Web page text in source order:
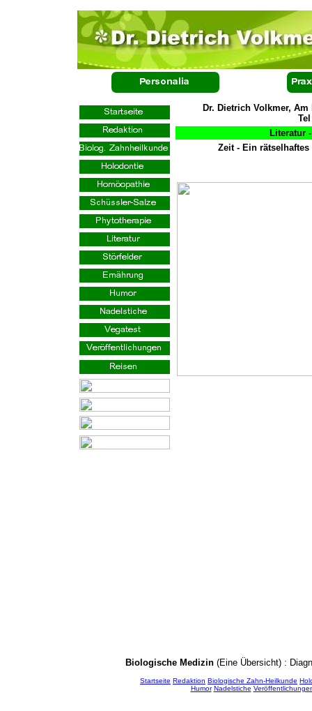
Dr. Dietrich Volkmer, Am
Literatur
Zeit - Ein
Biologische Medizin (Eine Übersicht) :
Startseite Redaktion Biologische Zahn-Heilkunde
Humor Nadelstiche